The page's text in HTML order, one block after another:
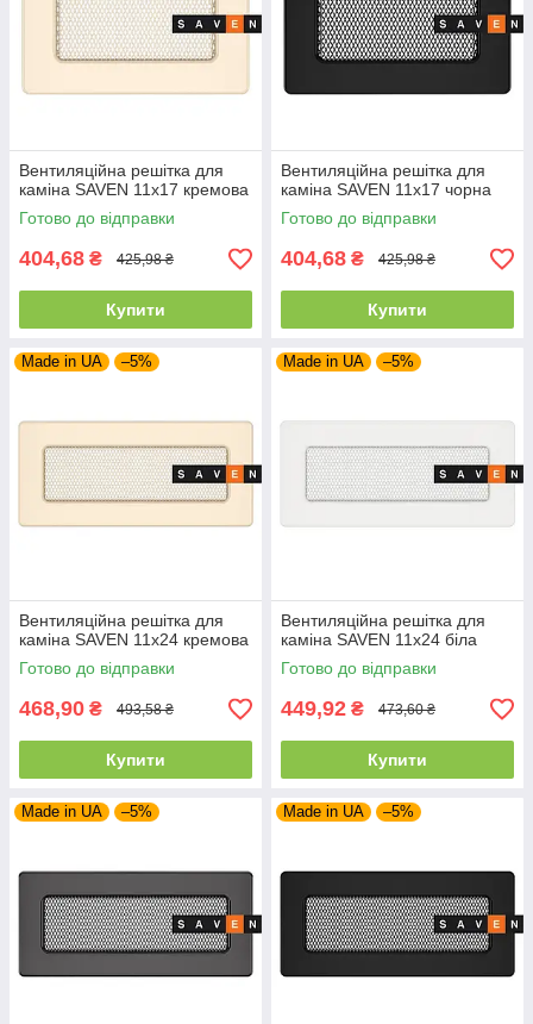
Вентиляційна решітка для
каміна SAVEN 11х17 кремова
Готово до відправки
404,68 ₴ 425,98 ₴
Купити
Вентиляційна решітка для
каміна SAVEN 11х17 чорна
Готово до відправки
404,68 ₴ 425,98 ₴
Купити
Made in UA –5%
Вентиляційна решітка для
каміна SAVEN 11х24 кремова
Готово до відправки
468,90 ₴ 493,58 ₴
Купити
Made in UA –5%
Вентиляційна решітка для
каміна SAVEN 11х24 біла
Готово до відправки
449,92 ₴ 473,60 ₴
Купити
Made in UA –5% Made in UA –5%